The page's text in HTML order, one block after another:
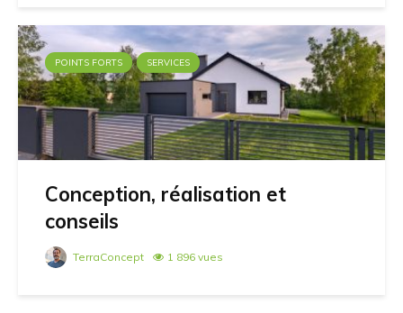
POINTS FORTS SERVICES
Conception, réalisation et
conseils
TerraConcept 1 896 vues